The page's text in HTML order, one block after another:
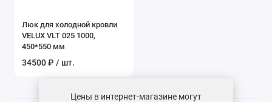
Люк для холодной кровли
VELUX VLT 025 1000,
450*550 мм
34500 ₽ / шт.
Цены в интернет-магазине могут